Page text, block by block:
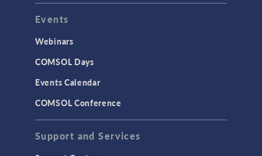
Events
Webinars
COMSOL Days
Events Calendar
COMSOL Conference
Support and Services